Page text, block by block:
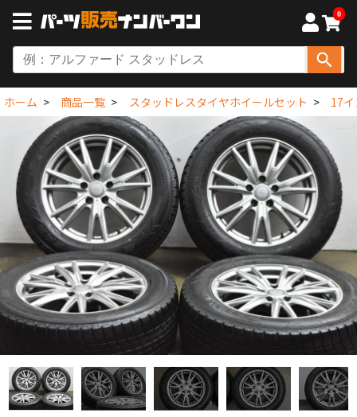
0
ホーム 商品一覧 スタッドレスタイヤホイールセット 17